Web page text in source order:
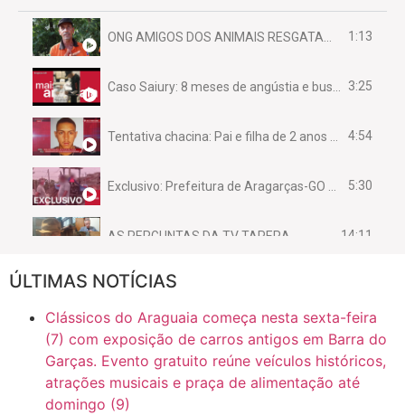
1:13
3:25
4:54
5:30
AS PERGUNTAS DA TV TAPERA 14:11
CASO SAIURY - SEM CORTES
Mini Ginásio de Aragarças- Só a bo$ta 6:31
ARAGARÇAS: Uma das obras que não tem prioridade 7:10
ÚLTIMAS NOTÍCIAS
Clássicos do Araguaia começa nesta sexta-feira
(7) com exposição de carros antigos em Barra do
Garças. Evento gratuito reúne veículos históricos,
atrações musicais e praça de alimentação até
domingo (9)